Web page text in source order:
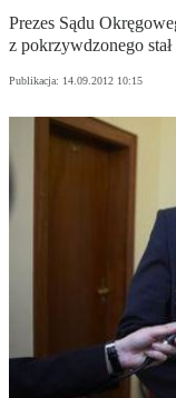
Prezes Sądu
z pokrzywdzonego
Publikacja: 14.09.2012 10:15